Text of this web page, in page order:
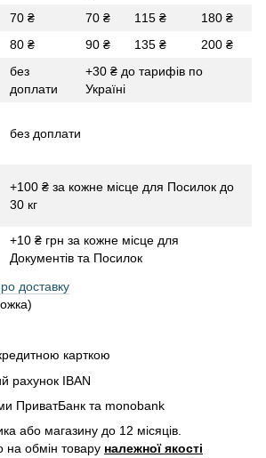
70 ₴ 70 ₴ 115 ₴
180 ₴
80 ₴ 90 ₴ 135 ₴
200 ₴
без
доплати
+30 ₴ до тарифів по
Україні
без доплати
+100 ₴ за кожне місце для Посилок до
30 кг
+10 ₴ грн за кожне місце для
Документів та Посилок
доставку
карткою
рахунок IBAN
ПриватБанк та monobank
або магазину до 12 місяців.
обмін товару належної якості